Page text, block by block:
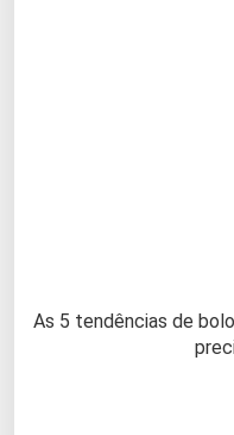
As 5 tendências de